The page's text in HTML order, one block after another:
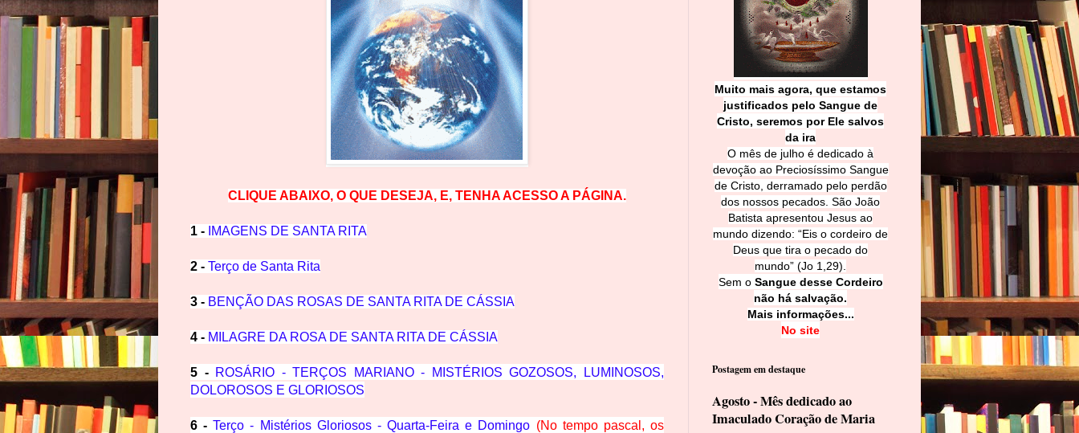
CLIQUE ABAIXO, O QUE DESEJA, E, TENHA ACESSO A PÁGINA.
1 - IMAGENS DE SANTA RITA
2 - Terço de Santa Rita
3 - BENÇÃO DAS ROSAS DE SANTA RITA DE CÁSSIA
4 - MILAGRE DA ROSA DE SANTA RITA DE CÁSSIA
5 - ROSÁRIO - TERÇOS MARIANO - MISTÉRIOS GOZOSOS, LUMINOSOS,
DOLOROSOS E GLORIOSOS
6 -Terço - Mistérios Gloriosos - Quarta-Feira e Domingo (No tempo pascal, os
Muito mais agora, que estamos
justificados pelo Sangue de
Cristo, seremos por Ele salvos
da ira
O mês de julho é dedicado à
devoção ao Preciosíssimo Sangue
de Cristo, derramado pelo perdão
dos nossos pecados. São João
Batista apresentou Jesus ao
mundo dizendo: “Eis o cordeiro de
Deus que tira o pecado do
mundo” (Jo 1,29).
Sem o Sangue desse Cordeiro
não há salvação.
Mais informações...
No site
Postagem em destaque
Agosto - Mês dedicado ao
Imaculado Coração de Maria